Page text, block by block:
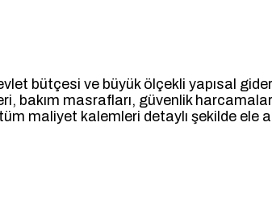
bütçesi ve büyük ölçekli yapısal
bakım masrafları, güvenlik
maliyet kalemleri detaylı şekilde ele